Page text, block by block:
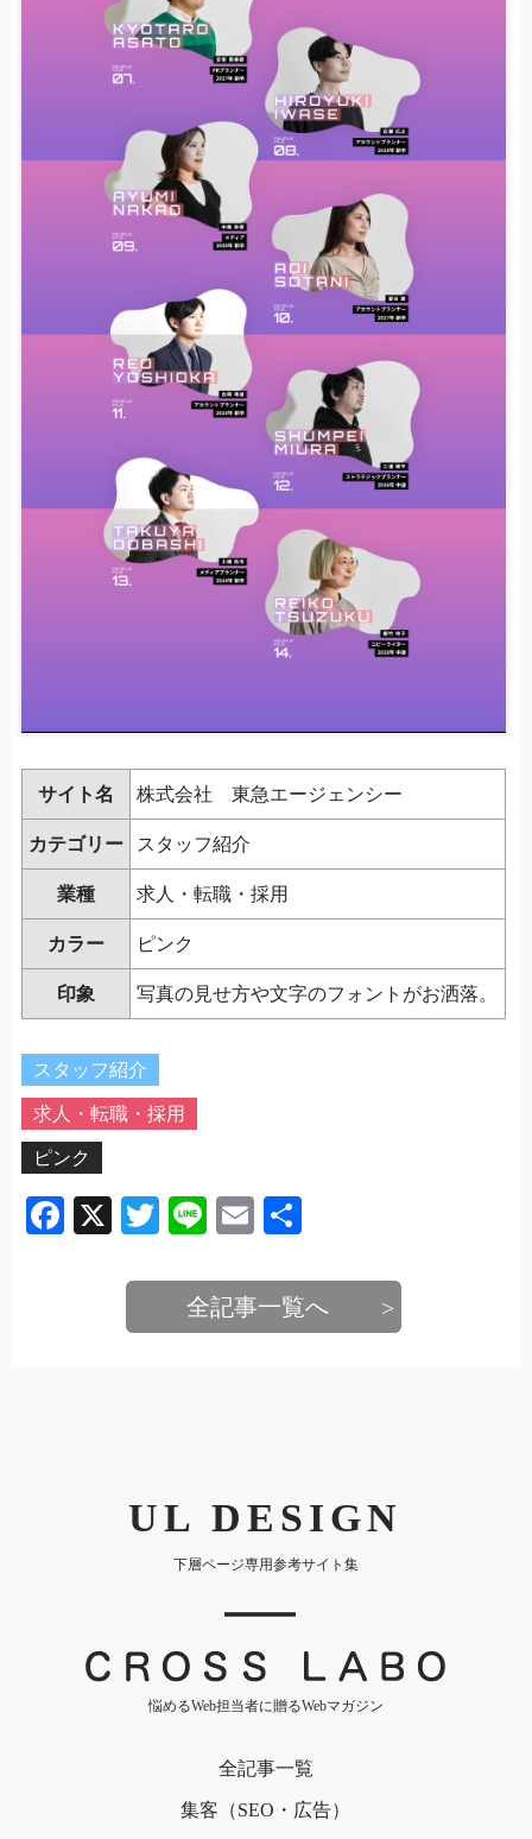
サイト名 株式会社 東急エージェンシー
カテゴリー スタッフ紹介
業種 求人・転職・採用
カラー ピンク
印象 写真の見せ方や文字のフォントがお洒落。
スタッフ紹介
求人・転職・採用
ピンク
Facebook
X TwitterLineEmail
全記事一覧へ
UL DESIGN
下層ページ専用参考サイト集
｜
悩めるWeb担当者に贈るWebマガジン
全記事一覧
集客（SEO・広告）